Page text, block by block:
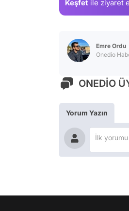
Keşfet ile ziyaret
Emre Ordu
Onedio
ONEDİO
Yorum Yazın